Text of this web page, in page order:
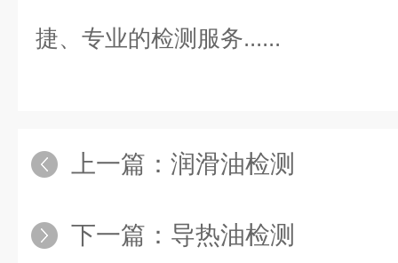
捷、专业的检测服务......
上一篇： 润滑油检测
下一篇： 导热油检测